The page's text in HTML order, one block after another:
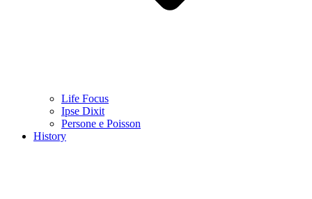
Life Focus
Ipse Dixit
Persone e Poisson
History